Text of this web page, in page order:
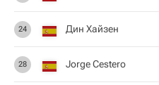
24 Дин Хайзен
28 Jorge Cestero